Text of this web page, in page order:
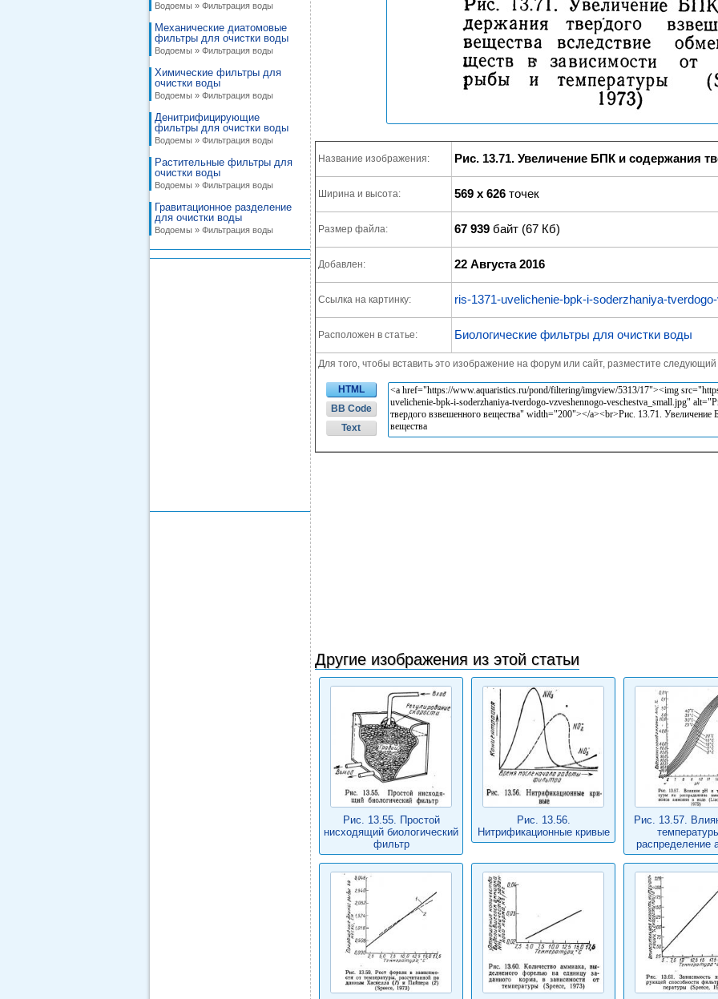
Водоемы » Фильтрация воды
Механические диатомовые
фильтры для очистки воды
Водоемы » Фильтрация воды
Химические фильтры для
очистки воды
Водоемы » Фильтрация воды
Денитрифицирующие
фильтры для очистки воды
Водоемы » Фильтрация воды
Растительные фильтры для
очистки воды
Водоемы » Фильтрация воды
Гравитационное разделение
для очистки воды
Водоемы » Фильтрация воды
Название изображения: Рис. 13.71. Увеличение БПК и содержания
Ширина и высота: 569 x 626 точек
Размер файла: 67 939 байт (67 Кб)
Добавлен: 22 Августа 2016
Ссылка на картинку: ris-1371-uvelichenie-bpk-i-soderzhaniya-
Расположен в статье: Биологические фильтры для очистки воды
Для того, чтобы вставить это изображение на форум или сайт, разместите следующий
HTML
BB Code
Text
Другие изображения из этой статьи
Рис. 13.55. Простой
нисходящий биологический
фильтр
Рис. 13.56.
Нитрификационные кривые
Рис. 13.57.
распределение